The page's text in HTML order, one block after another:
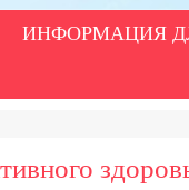
ИНФОРМАЦИЯ